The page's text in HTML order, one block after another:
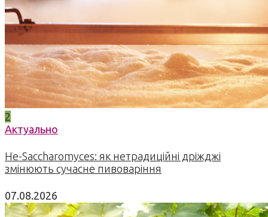
2
Актуально
Не-Saccharomyces: як нетрадиційні дріжджі
змінюють сучасне пивоваріння
07.08.2026